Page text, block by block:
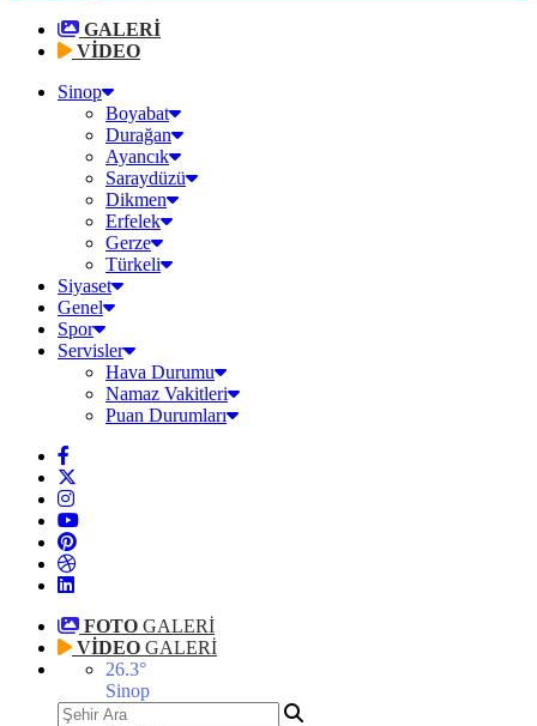
GALERİ
VİDEO
Sinop
Boyabat
Durağan
Ayancık
Saraydüzü
Dikmen
Erfelek
Gerze
Türkeli
Siyaset
Genel
Spor
Servisler
Hava Durumu
Namaz Vakitleri
Puan Durumları
FOTO GALERİ
VİDEO GALERİ
26.3°
Sinop